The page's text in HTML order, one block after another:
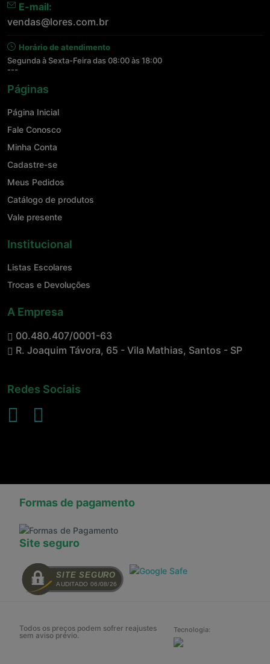
E-mail:
vendas@lores.com.br
Horário de atendimento
Segunda à Sexta-Feira das 08:00 às 18:00
---
Páginas
Página Inicial
Fale Conosco
Minha Conta
Cadastre-se
Meus Pedidos
Catálogo de produtos
Vale presente
Institucional
Listas Escolares
Trocas e Devoluções
A Empresa
00.480.407/0001-63
R. Joaquim Távora, 65 - Vila Mathias, Santos - SP
Redes Sociais
Formas de pagamento
Site seguro
SITE SEGURO
AUDITADO 06/08/26
Todos os preços podem sofrer reajustes
sem aviso prévio.
Tecnologia: